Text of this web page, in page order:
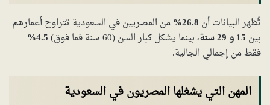
تُظهر البيانات أن 26.8%
من المصريين في السعودية تتراوح أعمارهم
بين 15 و 29 سنة ، بينما يشكل كبار السن (60 سنة فما فوق)
4.5%
فقط من إجمالي الجالية.
المهن التي يشغلها المصريون في السعودية